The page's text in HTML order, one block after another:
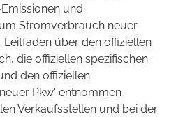
und
Stromverbrauch neuer
über den offiziellen
die offiziellen spezifischen
den offiziellen
Pkw' entnommen
Verkaufsstellen und bei der